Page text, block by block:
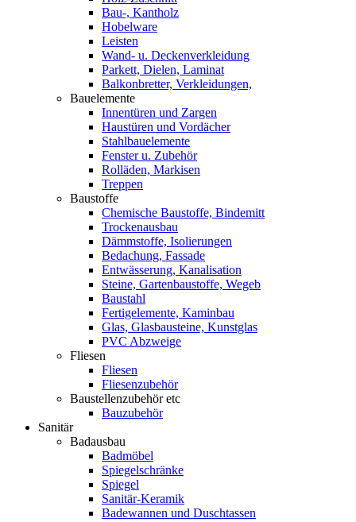
Bau-, Kantholz
Hobelware
Leisten
Wand- u. Deckenverkleidung
Parkett, Dielen, Laminat
Balkonbretter, Verkleidungen,
Bauelemente
Innentüren und Zargen
Haustüren und Vordächer
Stahlbauelemente
Fenster u. Zubehör
Rolläden, Markisen
Treppen
Baustoffe
Chemische Baustoffe, Bindemitt
Trockenausbau
Dämmstoffe, Isolierungen
Bedachung, Fassade
Entwässerung, Kanalisation
Steine, Gartenbaustoffe, Wegeb
Baustahl
Fertigelemente, Kaminbau
Glas, Glasbausteine, Kunstglas
PVC Abzweige
Fliesen
Fliesen
Fliesenzubehör
Baustellenzubehör etc
Bauzubehör
Sanitär
Badausbau
Badmöbel
Spiegelschränke
Spiegel
Sanitär-Keramik
Badewannen und Duschtassen